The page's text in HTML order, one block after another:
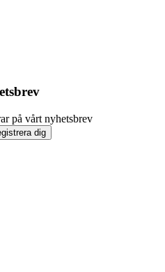
på vårt nyhetsbrev
dig